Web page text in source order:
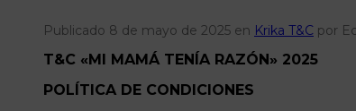
Publicado 8 de mayo de 2025 en Krika T&C por
T&C «MI MAMÁ TENÍA RAZÓN» 2025
POLÍTICA DE CONDICIONES